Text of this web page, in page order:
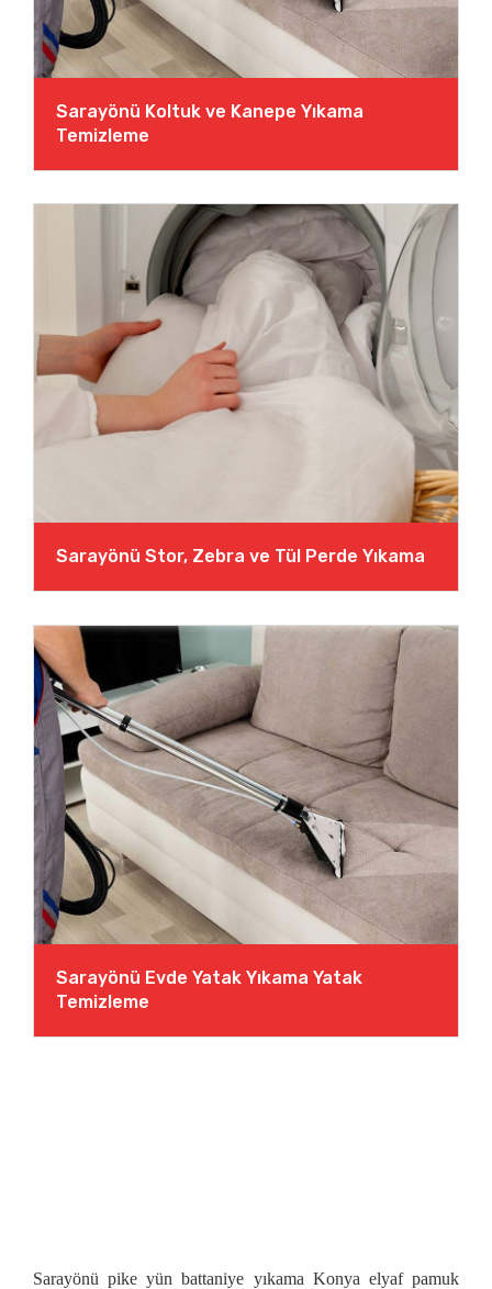
Sarayönü Koltuk ve Kanepe Yıkama
Temizleme
Sarayönü Stor, Zebra ve Tül Perde Yıkama
Sarayönü Evde Yatak Yıkama Yatak
Temizleme
Sarayönü pike yün battaniye yıkama Konya elyaf pamuk